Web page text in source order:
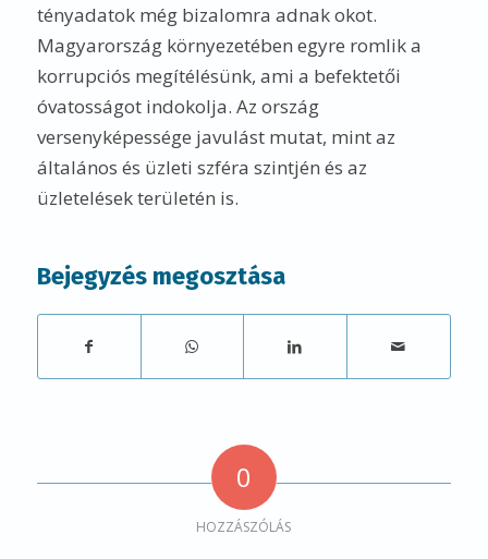
tényadatok még bizalomra adnak okot.
Magyarország környezetében egyre romlik a
korrupciós megítélésünk, ami a befektetői
óvatosságot indokolja. Az ország
versenyképessége javulást mutat, mint az
általános és üzleti szféra szintjén és az
üzletelések területén is.
Bejegyzés megosztása
0
HOZZÁSZÓLÁS